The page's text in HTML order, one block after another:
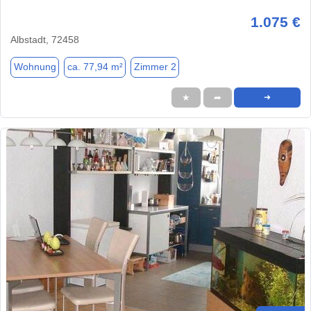
1.075 €
Albstadt, 72458
Wohnung ca. 77,94 m² Zimmer 2
★ ➦ ➜